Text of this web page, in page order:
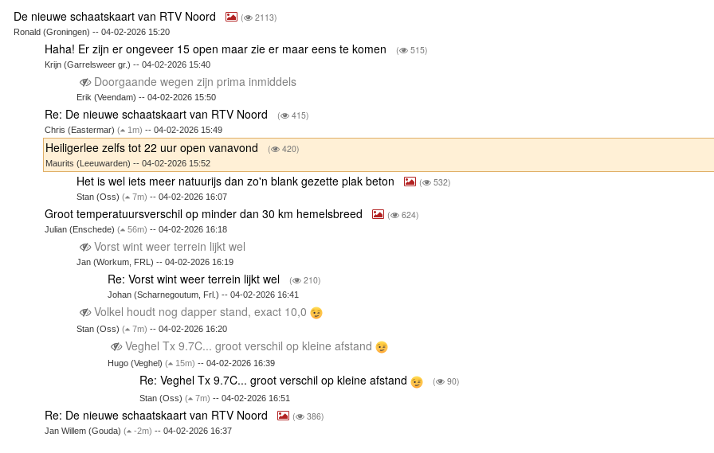
De nieuwe schaatskaart van RTV Noord ( 2113)
Ronald (Groningen) -- 04-02-2026 15:20
Haha! Er zijn er ongeveer 15 open maar zie er maar eens te komen ( 515)
Krijn (Garrelsweer gr.) -- 04-02-2026 15:40
Doorgaande wegen zijn prima inmiddels
Erik (Veendam) -- 04-02-2026 15:50
Re: De nieuwe schaatskaart van RTV Noord ( 415)
Chris (Eastermar)( 1m) -- 04-02-2026 15:49
Heiligerlee zelfs tot 22 uur open vanavond ( 420)
Maurits (Leeuwarden) -- 04-02-2026 15:52
Het is wel iets meer natuurijs dan zo'n blank gezette plak beton ( 532)
Stan (Oss) ( 7m) -- 04-02-2026 16:07
Groot temperatuursverschil op minder dan 30 km hemelsbreed ( 624)
Julian (Enschede)( 56m) -- 04-02-2026 16:18
Vorst wint weer terrein lijkt wel
Jan (Workum, FRL) -- 04-02-2026 16:19
Re: Vorst wint weer terrein lijkt wel ( 210)
Johan (Scharnegoutum, Frl.) -- 04-02-2026 16:41
Volkel houdt nog dapper stand, exact 10,0
Stan (Oss) ( 7m) -- 04-02-2026 16:20
Veghel Tx 9.7C... groot verschil op kleine afstand
Hugo (Veghel)( 15m) -- 04-02-2026 16:39
Re: Veghel Tx 9.7C... groot verschil op kleine afstand ( 90)
Stan (Oss) ( 7m) -- 04-02-2026 16:51
Re: De nieuwe schaatskaart van RTV Noord ( 386)
Jan Willem (Gouda)( -2m) -- 04-02-2026 16:37